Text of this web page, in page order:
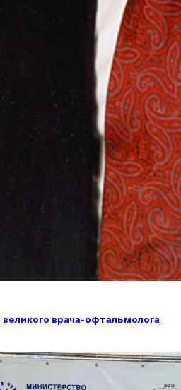
врача-офтальмолога